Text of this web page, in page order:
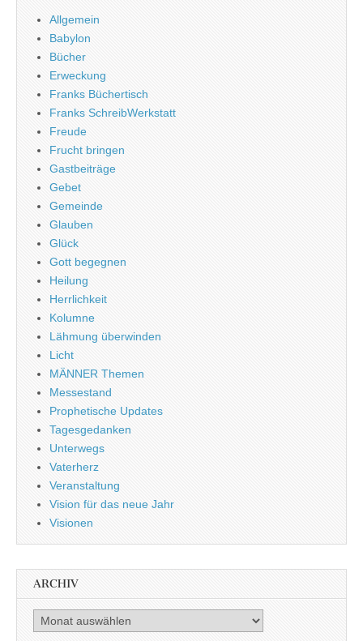
Allgemein
Babylon
Bücher
Erweckung
Franks Büchertisch
Franks SchreibWerkstatt
Freude
Frucht bringen
Gastbeiträge
Gebet
Gemeinde
Glauben
Glück
Gott begegnen
Heilung
Herrlichkeit
Kolumne
Lähmung überwinden
Licht
MÄNNER Themen
Messestand
Prophetische Updates
Tagesgedanken
Unterwegs
Vaterherz
Veranstaltung
Vision für das neue Jahr
Visionen
ARCHIV
Archiv